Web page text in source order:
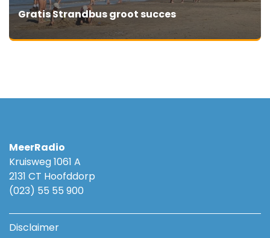
Gratis Strandbus groot succes
MeerRadio
Kruisweg 1061 A
2131 CT Hoofddorp
(023) 55 55 900
Disclaimer